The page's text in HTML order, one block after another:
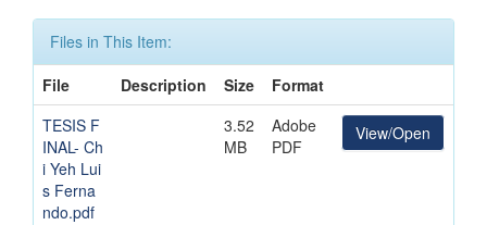
Files in This Item:
File
Description Size
Format
TESIS F
INAL- Ch
i Yeh Lui
s Ferna
ndo.pdf
3.52
MB
Adobe
PDF
View/Open